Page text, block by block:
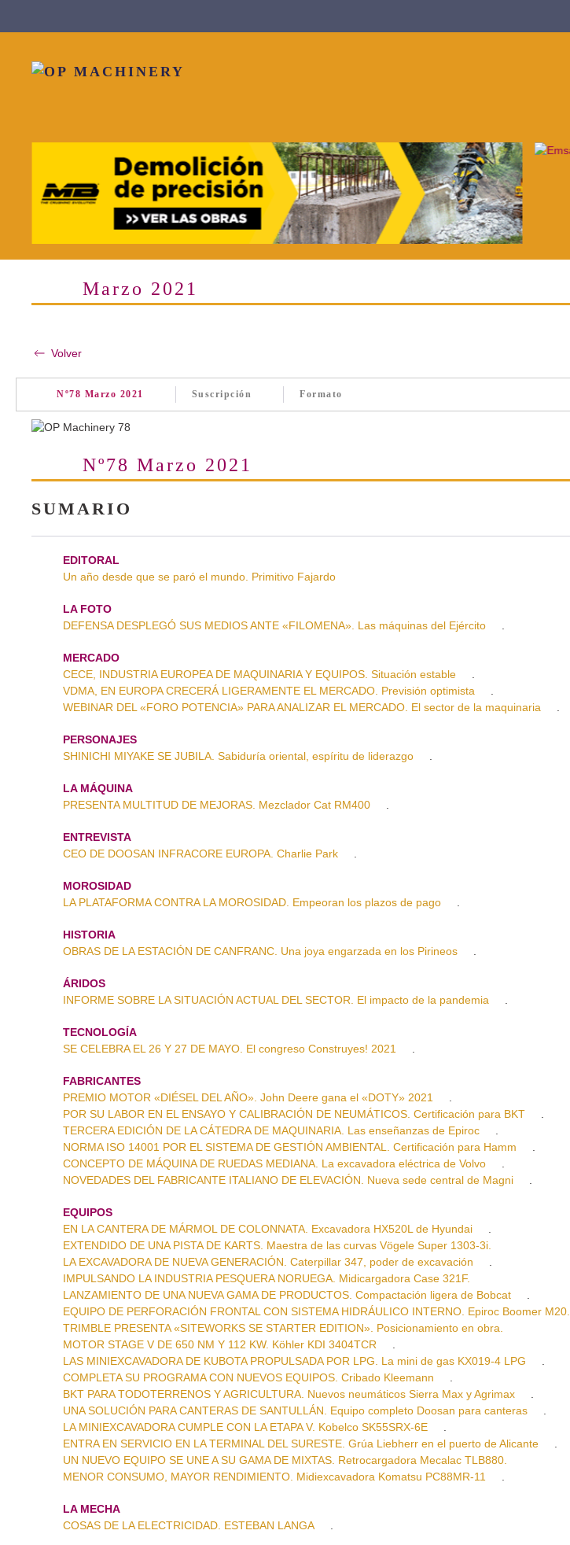
Marzo 2021
Volver
Nº78 Marzo 2021 Suscripción Formato
Nº78 Marzo 2021
SUMARIO
EDITORAL
Un año desde que se paró el mundo. Primitivo Fajardo
LA FOTO
DEFENSA DESPLEGÓ SUS MEDIOS ANTE «FILOMENA». Las máquinas del Ejército
.
MERCADO
CECE, INDUSTRIA EUROPEA DE MAQUINARIA Y EQUIPOS. Situación estable
.
VDMA, EN EUROPA CRECERÁ LIGERAMENTE EL MERCADO. Previsión optimista
.
WEBINAR DEL «FORO POTENCIA» PARA ANALIZAR EL MERCADO. El sector de la maquinaria
.
PERSONAJES
SHINICHI MIYAKE SE JUBILA. Sabiduría oriental, espíritu de liderazgo
.
LA MÁQUINA
PRESENTA MULTITUD DE MEJORAS. Mezclador Cat RM400
.
ENTREVISTA
CEO DE DOOSAN INFRACORE EUROPA. Charlie Park
.
MOROSIDAD
LA PLATAFORMA CONTRA LA MOROSIDAD. Empeoran los plazos de pago
.
HISTORIA
OBRAS DE LA ESTACIÓN DE CANFRANC. Una joya engarzada en los Pirineos
.
ÁRIDOS
INFORME SOBRE LA SITUACIÓN ACTUAL DEL SECTOR. El impacto de la pandemia
.
TECNOLOGÍA
SE CELEBRA EL 26 Y 27 DE MAYO. El congreso Construyes! 2021
.
FABRICANTES
PREMIO MOTOR «DIÉSEL DEL AÑO». John Deere gana el «DOTY» 2021
.
POR SU LABOR EN EL ENSAYO Y CALIBRACIÓN DE NEUMÁTICOS. Certificación para BKT
.
TERCERA EDICIÓN DE LA CÁTEDRA DE MAQUINARIA. Las enseñanzas de Epiroc
.
NORMA ISO 14001 POR EL SISTEMA DE GESTIÓN AMBIENTAL. Certificación para Hamm
.
CONCEPTO DE MÁQUINA DE RUEDAS MEDIANA. La excavadora eléctrica de Volvo
.
NOVEDADES DEL FABRICANTE ITALIANO DE ELEVACIÓN. Nueva sede central de Magni
.
EQUIPOS
EN LA CANTERA DE MÁRMOL DE COLONNATA. Excavadora HX520L de Hyundai
.
EXTENDIDO DE UNA PISTA DE KARTS. Maestra de las curvas Vögele Super 1303-3i.
LA EXCAVADORA DE NUEVA GENERACIÓN. Caterpillar 347, poder de excavación
.
IMPULSANDO LA INDUSTRIA PESQUERA NORUEGA. Midicargadora Case 321F.
LANZAMIENTO DE UNA NUEVA GAMA DE PRODUCTOS. Compactación ligera de Bobcat
.
EQUIPO DE PERFORACIÓN FRONTAL CON SISTEMA HIDRÁULICO INTERNO. Epiroc Boomer M20.
TRIMBLE PRESENTA «SITEWORKS SE STARTER EDITION». Posicionamiento en obra.
MOTOR STAGE V DE 650 NM Y 112 KW. Köhler KDI 3404TCR
.
LAS MINIEXCAVADORA DE KUBOTA PROPULSADA POR LPG. La mini de gas KX019-4 LPG
.
COMPLETA SU PROGRAMA CON NUEVOS EQUIPOS. Cribado Kleemann
.
BKT PARA TODOTERRENOS Y AGRICULTURA. Nuevos neumáticos Sierra Max y Agrimax
.
UNA SOLUCIÓN PARA CANTERAS DE SANTULLÁN. Equipo completo Doosan para canteras
.
LA MINIEXCAVADORA CUMPLE CON LA ETAPA V. Kobelco SK55SRX-6E
.
ENTRA EN SERVICIO EN LA TERMINAL DEL SURESTE. Grúa Liebherr en el puerto de Alicante
.
UN NUEVO EQUIPO SE UNE A SU GAMA DE MIXTAS. Retrocargadora Mecalac TLB880.
MENOR CONSUMO, MAYOR RENDIMIENTO. Midiexcavadora Komatsu PC88MR-11
.
LA MECHA
COSAS DE LA ELECTRICIDAD. ESTEBAN LANGA
.